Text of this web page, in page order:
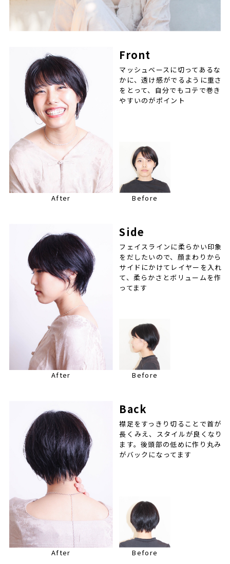
Front
After Before
マッシュベースに切ってあるな
かに、透け感がでるように重さ
をとって、自分でもコテで巻き
やすいのがポイント
Side
After Before
フェイスラインに柔らかい印象
をだしたいので、顔まわりから
サイドにかけてレイヤーを入れ
て、柔らかさとボリュームを作
ってます
Back
After Before
襟足をすっきり切ることで首が
長くみえ、スタイルが良くなり
ます。後頭部の低めに作り丸み
がバックになってます